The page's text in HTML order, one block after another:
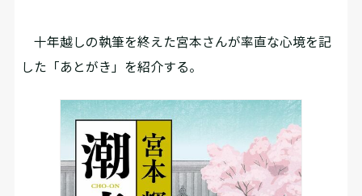
十年越しの執筆を終えた宮本さんが率直な心境を記
した「あとがき」を紹介する。